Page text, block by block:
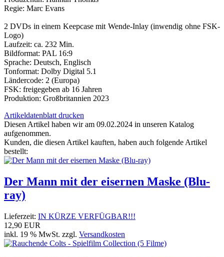
Regie: Marc Evans
2 DVDs in einem Keepcase mit Wende-Inlay (inwendig ohne FSK-
Logo)
Laufzeit: ca. 232 Min.
Bildformat: PAL 16:9
Sprache: Deutsch, Englisch
Tonformat: Dolby Digital 5.1
Ländercode: 2 (Europa)
FSK: freigegeben ab 16 Jahren
Produktion: Großbritannien 2023
Artikeldatenblatt drucken
Diesen Artikel haben wir am 09.02.2024 in unseren Katalog
aufgenommen.
Kunden, die diesen Artikel kauften, haben auch folgende Artikel
bestellt:
Der Mann mit der eisernen Maske (Blu-
ray)
Lieferzeit: IN KÜRZE VERFÜGBAR!!!
12,90 EUR
inkl. 19 % MwSt. zzgl. Versandkosten